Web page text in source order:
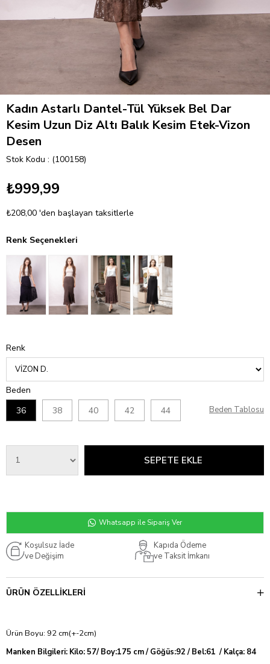
Kadın Astarlı Dantel-Tül Yüksek Bel Dar
Kesim Uzun Diz Altı Balık Kesim Etek-Vizon
Desen
Stok Kodu (100158)
₺999,99
₺208,00 'den başlayan taksitlerle
Renk Seçenekleri
Renk
Beden
36
38 40 42 44 Beden Tablosu
Whatsapp ile Sipariş Ver
Koşulsuz İade
ve Değişim
Kapıda Ödeme
ve Taksit İmkanı
ÜRÜN ÖZELLIKLERI
Ürün Boyu: 92 cm(+-2cm)
Manken Bilgileri: Kilo: 57/ Boy:175 cm / Göğüs:92 / Bel:61 / Kalça: 84